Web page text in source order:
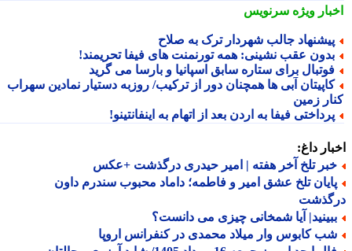
ویژهسرنویس
جالب شهردار ترک به صلاح
عقب نشینی: همه تورنمنت های فیفا تحریمند!
برای ستاره سابق اسپانیا و بارسا می گرید
آبی ها همچنان دور از ترکیب/ روزبه دستیار نمادین سهراب
زمین
فیفا به اردن بعد از اتهام به اینفانتینو!
داغ:
تلخ آخر هفته | امیر حیدری درگذشت +عکس
تلخ عشق امیر و فاطمه؛ داماد محبوب سندرم داون
آیا شمخانی چیزی می دانست؟
کابوس وار میلاد محمدی در کنفرانس اروپا